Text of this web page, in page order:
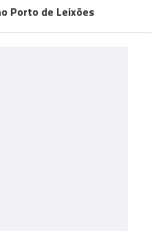
Porto de Leixões